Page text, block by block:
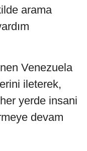
arama
Venezuela
ileterek,
yerde insani
devam